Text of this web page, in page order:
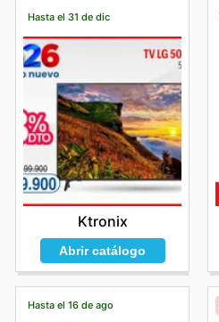
Hasta el 31 de dic
Ktronix
Abrir catálogo
Hasta el 16 de ago